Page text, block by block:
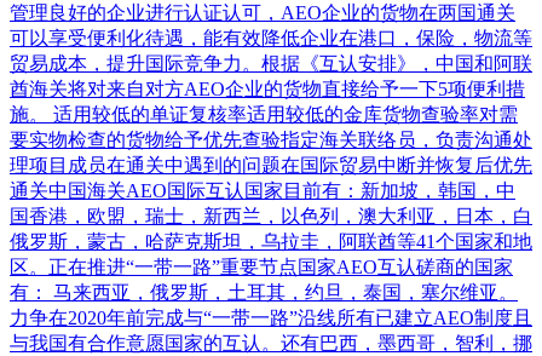
管理良好的企业进行认证认可，AEO企业的货物在两国通关
可以享受便利化待遇，能有效降低企业在港口，保险，物流等
贸易成本，提升国际竞争力。根据《互认安排》，中国和阿联
酋海关将对来自对方AEO企业的货物直接给予一下5项便利措
施。 适用较低的单证复核率适用较低的金库货物查验率对需
要实物检查的货物给予优先查验指定海关联络员，负责沟通处
理项目成员在通关中遇到的问题在国际贸易中断并恢复后优先
通关中国海关AEO国际互认国家目前有：新加坡，韩国，中
国香港，欧盟，瑞士，新西兰，以色列，澳大利亚，日本，白
俄罗斯，蒙古，哈萨克斯坦，乌拉圭，阿联酋等41个国家和地
区。正在推进“一带一路”重要节点国家AEO互认磋商的国家
有： 马来西亚，俄罗斯，土耳其，约旦，泰国，塞尔维亚。
力争在2020年前完成与“一带一路”沿线所有已建立AEO制度且
与我国有合作意愿国家的互认。还有巴西，墨西哥，智利，挪